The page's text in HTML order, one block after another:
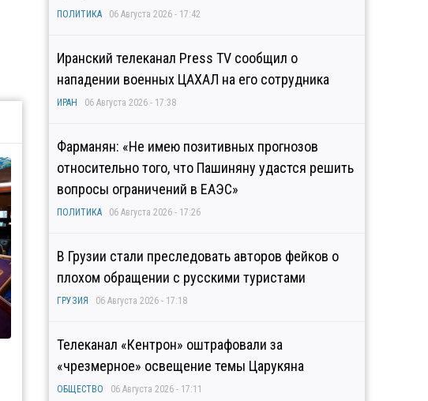
ПОЛИТИКА 06 Августа 2026 - 17:42
Иранский телеканал Press TV сообщил о
нападении военных ЦАХАЛ на его сотрудника
ИРАН 06 Августа 2026 - 17:38
Фарманян: «Не имею позитивных прогнозов
относительно того, что Пашиняну удастся решить
вопросы ограничений в ЕАЭС»
ПОЛИТИКА 06 Августа 2026 - 17:26
В Грузии стали преследовать авторов фейков о
плохом обращении с русскими туристами
ГРУЗИЯ 06 Августа 2026 - 17:18
Телеканал «Кентрон» оштрафовали за
«чрезмерное» освещение темы Царукяна
ОБЩЕСТВО 06 Августа 2026 - 17:11